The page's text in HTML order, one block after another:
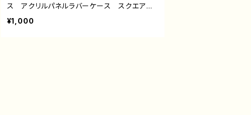
ス アクリルパネルラバーケース スクエア型
強化ガラスケース ストラップケース 雑貨屋
アリスの白うさぎ
¥1,000